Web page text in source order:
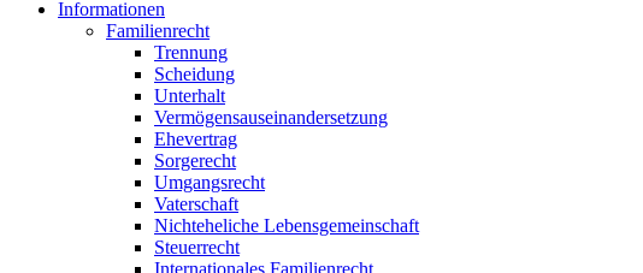
Informationen
Familienrecht
Trennung
Scheidung
Unterhalt
Vermögensauseinandersetzung
Ehevertrag
Sorgerecht
Umgangsrecht
Vaterschaft
Nichteheliche Lebensgemeinschaft
Steuerrecht
Internationales Familienrecht